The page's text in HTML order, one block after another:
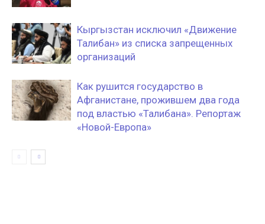
Кыргызстан исключил «Движение
Талибан» из списка запрещенных
организаций
Как рушится государство в
Афганистане, прожившем два года
под властью «Талибана». Репортаж
«Новой-Европа»